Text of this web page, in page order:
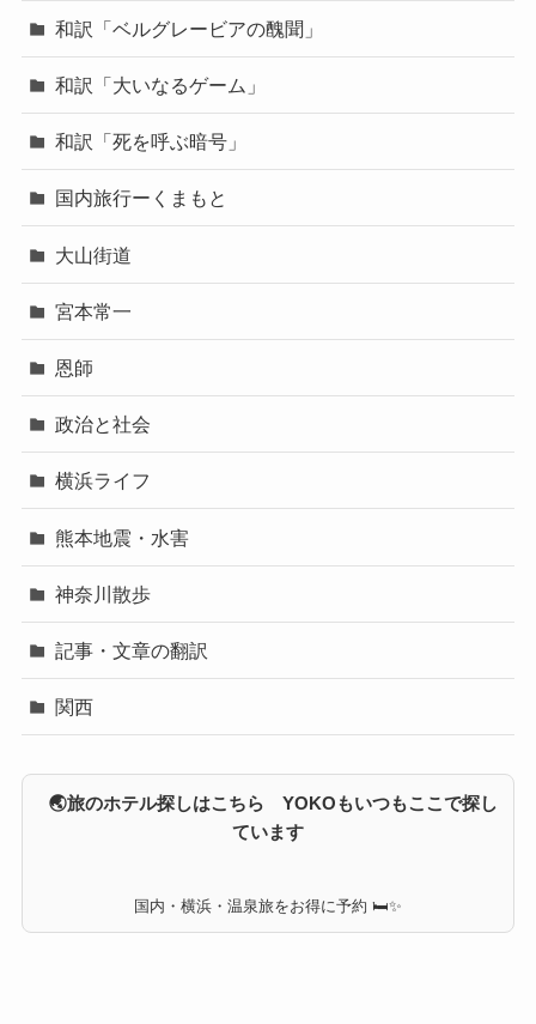
和訳「ベルグレービアの醜聞」
和訳「大いなるゲーム」
和訳「死を呼ぶ暗号」
国内旅行ーくまもと
大山街道
宮本常一
恩師
政治と社会
横浜ライフ
熊本地震・水害
神奈川散歩
記事・文章の翻訳
関西
🌏旅のホテル探しはこちら YOKOもいつもここで探し
ています